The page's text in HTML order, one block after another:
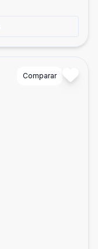
Comparar